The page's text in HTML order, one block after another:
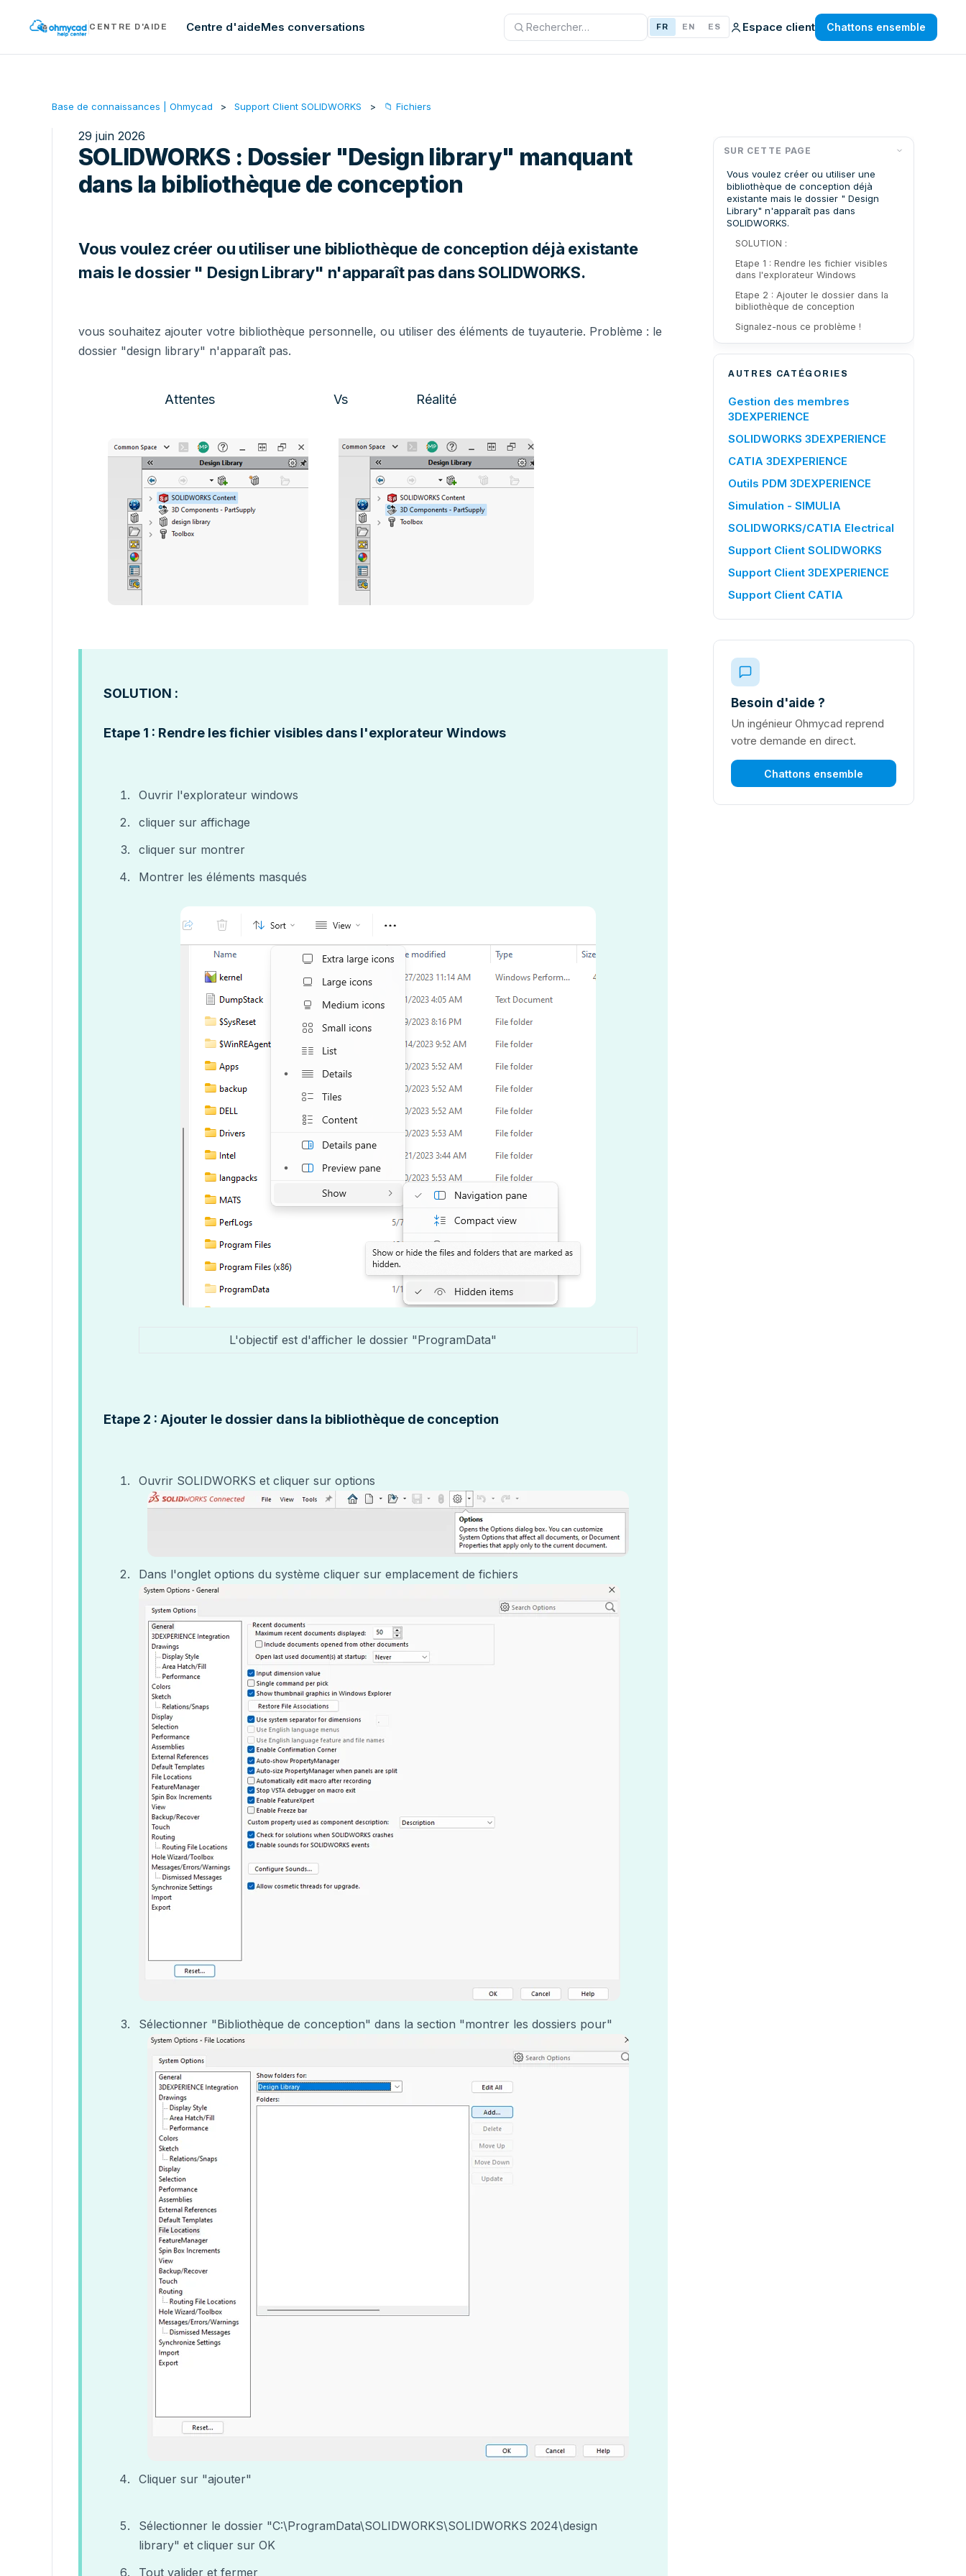
CENTRE D'AIDE Centre d'aideMes conversations FR EN ES Espace client Chattons ensemble
Base de connaissances | Ohmycad Support Client SOLIDWORKS 📁 Fichiers
29 juin 2026
SOLIDWORKS : Dossier "Design library" manquant
dans la bibliothèque de conception
Vous voulez créer ou utiliser une bibliothèque de conception déjà existante
mais le dossier " Design Library" n'apparaît pas dans SOLIDWORKS.
vous souhaitez ajouter votre bibliothèque personnelle, ou utiliser des éléments de tuyauterie. Problème : le
dossier "design library" n'apparaît pas.
Attentes Vs Réalité
SOLUTION :
Etape 1 : Rendre les fichier visibles dans l'explorateur Windows
Ouvrir l'explorateur windows
cliquer sur affichage
cliquer sur montrer
Montrer les éléments masqués
L'objectif est d'afficher le dossier "ProgramData"
Etape 2 : Ajouter le dossier dans la bibliothèque de conception
Ouvrir SOLIDWORKS et cliquer sur options
Dans l'onglet options du système cliquer sur emplacement de fichiers
Sélectionner "Bibliothèque de conception" dans la section "montrer les dossiers pour"
Cliquer sur "ajouter"
Sélectionner le dossier "C:\ProgramData\SOLIDWORKS\SOLIDWORKS 2024\design
library" et cliquer sur OK
Tout valider et fermer
SUR CETTE PAGE
Vous voulez créer ou utiliser une
bibliothèque de conception déjà
existante mais le dossier " Design
Library" n'apparaît pas dans
SOLIDWORKS.
SOLUTION :
Etape 1 : Rendre les fichier visibles
dans l'explorateur Windows
Etape 2 : Ajouter le dossier dans la
bibliothèque de conception
Signalez-nous ce problème !
AUTRES CATÉGORIES
Gestion des membres
3DEXPERIENCE
SOLIDWORKS 3DEXPERIENCE
CATIA 3DEXPERIENCE
Outils PDM 3DEXPERIENCE
Simulation - SIMULIA
SOLIDWORKS/CATIA Electrical
Support Client SOLIDWORKS
Support Client 3DEXPERIENCE
Support Client CATIA
Besoin d'aide ?
Un ingénieur Ohmycad reprend
votre demande en direct.
Chattons ensemble